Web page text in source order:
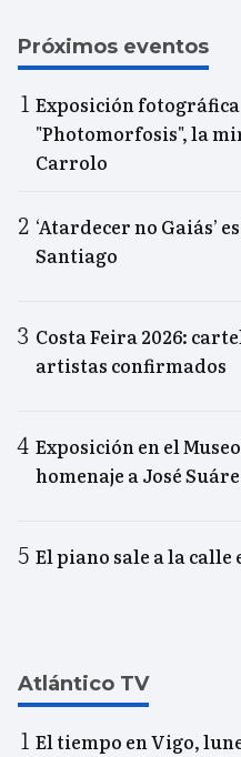
Próximos eventos
Exposición fotográfica
"Photomorfosis", la
Carrolo
‘Atardecer no Gaiás’
Santiago
Costa Feira 2026:
artistas confirmados
Exposición en el
homenaje a José
El piano sale a la calle
Atlántico TV
El tiempo en Vigo,